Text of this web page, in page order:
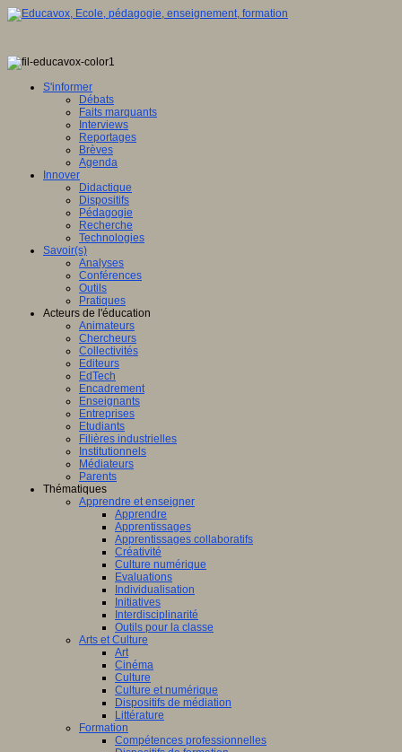
S'informer
Débats
Faits marquants
Interviews
Reportages
Brèves
Agenda
Innover
Didactique
Dispositifs
Pédagogie
Recherche
Technologies
Savoir(s)
Analyses
Conférences
Outils
Pratiques
Acteurs de l'éducation
Animateurs
Chercheurs
Collectivités
Editeurs
EdTech
Encadrement
Enseignants
Entreprises
Etudiants
Filières industrielles
Institutionnels
Médiateurs
Parents
Thématiques
Apprendre et enseigner
Apprendre
Apprentissages
Apprentissages collaboratifs
Créativité
Culture numérique
Evaluations
Individualisation
Initiatives
Interdisciplinarité
Outils pour la classe
Arts et Culture
Art
Cinéma
Culture
Culture et numérique
Dispositifs de médiation
Littérature
Formation
Compétences professionnelles